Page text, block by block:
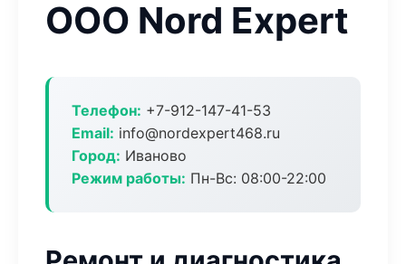
ООО Nord Expert
Телефон: +7-912-147-41-53
Email: info@nordexpert468.ru
Город: Иваново
Режим работы: Пн-Вс: 08:00-22:00